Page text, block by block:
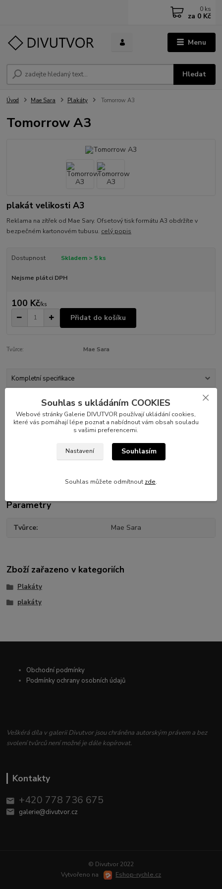
Menu
Hledat
0 ks
za 0 Kč
Úvod Mae Sara Plakáty Tomorrow A3
Tomorrow A3
plakát velikosti A3
Reklama na zítřek od Mae Sary. Ofsetový tisk formátu A3 obdržíte v
bezpečném kartonovém tubusu. celý popis
Dostupnost Skladem > 5 ks
Nejsme plátci DPH
100 Kč/ks
Přidat do košíku
Tvůrce: Mae Sara
Kompletní specifikace
Kompletní specifikace
Reklama na zítřek od Mae Sary. Ofsetový tisk formátu A3 obdržíte
v bezpečném kartonovém tubusu.
Parametry
Tvůrce Mae Sara
Zboží zařazeno v kategoriích
Plakáty
plakáty
Obchodní podmínky
Podmínky ochrany osobních údajů
Veškérá díla v galerii Divutvor jsou chráněna autorským právem a bez
svolení tvůrců není možné je dále kopírovat.
Kontakty
+420 778 736 675
galerie@divutvor.cz
© Divutvor 2022
Vytvořeno na
Eshop-rychle.cz
Souhlas s ukládáním COOKIES
Webové stránky Galerie DIVUTVOR používají ukládání cookies,
které vás pomáhají lépe poznat a nabídnout vám obsah souladu
s vašimi preferencemi.
Nastavení Souhlasím
Souhlas můžete odmítnout zde.